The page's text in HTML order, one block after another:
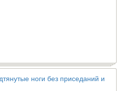
ноги без приседаний и